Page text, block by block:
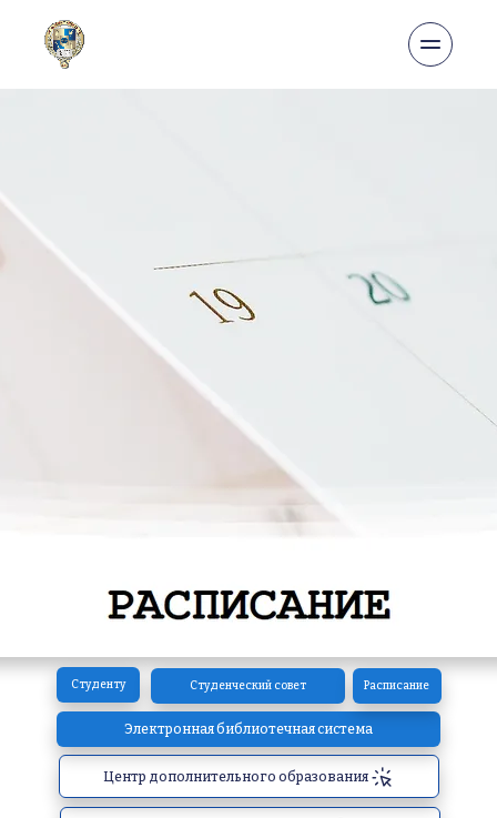
Студенту Студенческий совет
Электронная библиотечная система
Центр дополнительного образования
Расписание